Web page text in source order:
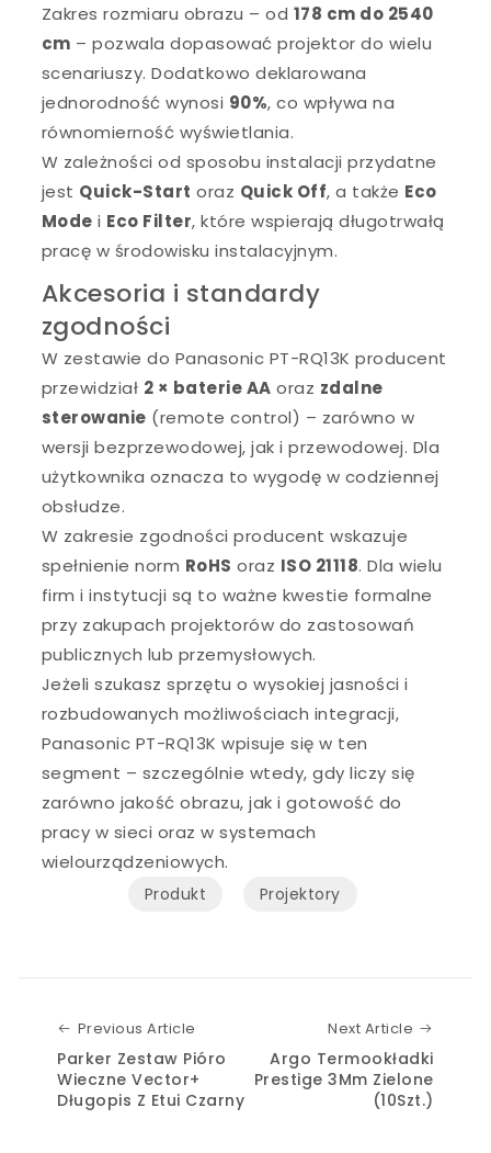
Zakres rozmiaru obrazu – od 178 cm do 2540
cm – pozwala dopasować projektor do wielu
scenariuszy. Dodatkowo deklarowana
jednorodność wynosi 90%, co wpływa na
równomierność wyświetlania.
W zależności od sposobu instalacji przydatne
jest Quick-Start oraz Quick Off, a także Eco
Mode i Eco Filter, które wspierają długotrwałą
pracę w środowisku instalacyjnym.
Akcesoria i standardy
zgodności
W zestawie do Panasonic PT-RQ13K producent
przewidział 2 × baterie AA oraz zdalne
sterowanie (remote control) – zarówno w
wersji bezprzewodowej, jak i przewodowej. Dla
użytkownika oznacza to wygodę w codziennej
obsłudze.
W zakresie zgodności producent wskazuje
spełnienie norm RoHS oraz ISO 21118. Dla wielu
firm i instytucji są to ważne kwestie formalne
przy zakupach projektorów do zastosowań
publicznych lub przemysłowych.
Jeżeli szukasz sprzętu o wysokiej jasności i
rozbudowanych możliwościach integracji,
Panasonic PT-RQ13K wpisuje się w ten
segment – szczególnie wtedy, gdy liczy się
zarówno jakość obrazu, jak i gotowość do
pracy w sieci oraz w systemach
wielourządzeniowych.
Produkt Projektory
Previous Article
Parker Zestaw Pióro
Wieczne Vector+
Długopis Z Etui Czarny
Next Article
Argo Termookładki
Prestige 3Mm Zielone
(10Szt.)